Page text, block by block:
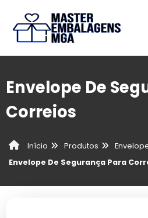
Envelope De
Correios
Início Produtos
Envelope De Segurança Para